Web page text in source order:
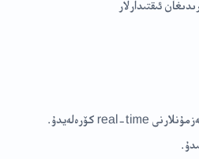
X (Twitter) دىكى ئەڭ يېڭى مەزمۇنلارنى real-time كۆرەلەيدۇ.